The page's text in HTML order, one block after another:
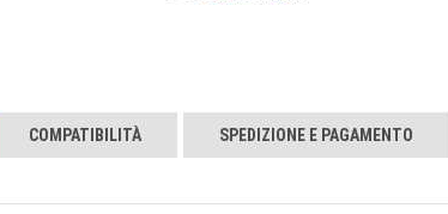
COMPATIBILITÀ SPEDIZIONE E PAGAMENTO